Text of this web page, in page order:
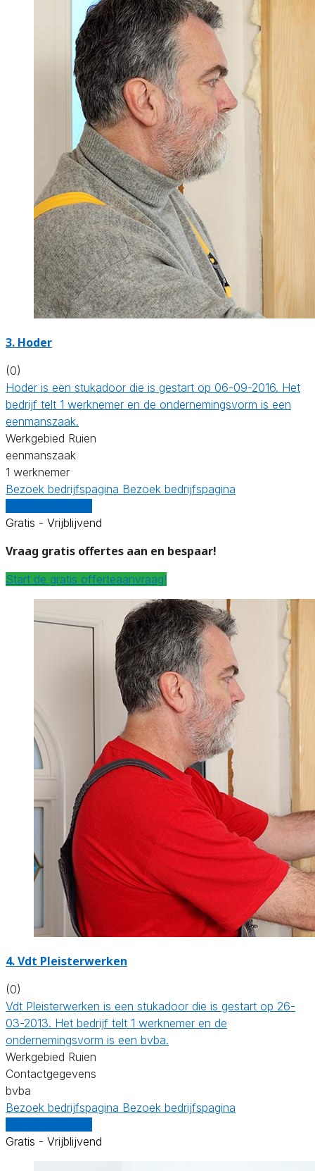
3. Hoder
(0)
Hoder is een stukadoor die is gestart op 06-09-2016. Het
bedrijf telt 1 werknemer en de ondernemingsvorm is een
eenmanszaak.
Werkgebied Ruien
eenmanszaak
1 werknemer
Bezoek bedrijfspagina Bezoek bedrijfspagina
Gratis - Vrijblijvend
Vraag gratis offertes aan en bespaar!
Start de gratis offerteaanvraag!
4. Vdt Pleisterwerken
(0)
Vdt Pleisterwerken is een stukadoor die is gestart op 26-
03-2013. Het bedrijf telt 1 werknemer en de
ondernemingsvorm is een bvba.
Werkgebied Ruien
Contactgegevens
bvba
Bezoek bedrijfspagina Bezoek bedrijfspagina
Gratis - Vrijblijvend